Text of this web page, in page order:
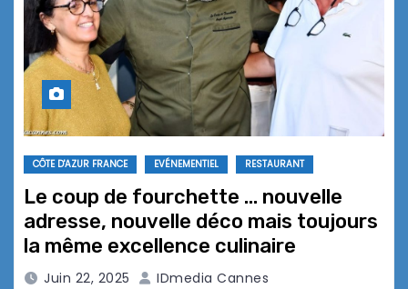
CÔTE D'AZUR FRANCE EVÉNEMENTIEL RESTAURANT
Le coup de fourchette … nouvelle
adresse, nouvelle déco mais toujours
la même excellence culinaire
Juin 22, 2025 IDmedia Cannes